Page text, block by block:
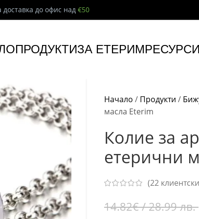
доставка до офис над€50
ПРОДУКТИЗА ЕТЕРИМРЕСУРСИ
Начало / Продукти /
масла Eterim
Колие за
етерични
(22
14.82€/ 28.99 лв.